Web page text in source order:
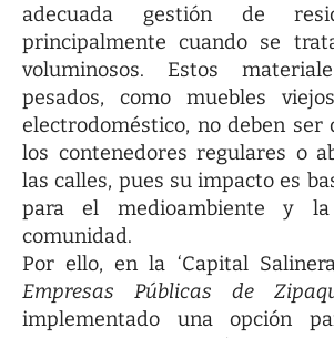
adecuada gestión de
principalmente cuando se
voluminosos. Estos
pesados, como muebles
electrodoméstico, no deben ser
los contenedores regulares o
las calles, pues su impacto es
para el medioambiente y
comunidad.
Por ello, en la ‘Capital
Empresas Públicas de
implementado una opción